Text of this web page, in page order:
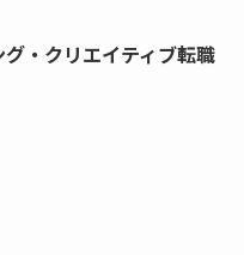
・クリエイティブ転職